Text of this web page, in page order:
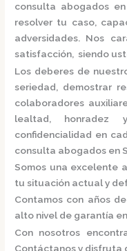
consulta abogados
resolver tu caso,
adversidades. Nos
satisfacción, siendo
Los deberes de
seriedad, demostrar
colaboradores
lealtad,
confidencialidad en
consulta abogados en
Somos una excelente
tu situación actual y
Contamos con años
alto nivel de garantía
Con nosotros
Contáctanos y disfruta